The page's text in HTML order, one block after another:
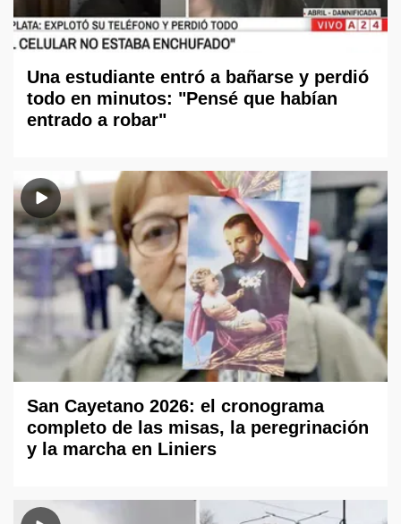
Una estudiante entró a bañarse y perdió
todo en minutos: "Pensé que habían
entrado a robar"
San Cayetano 2026: el cronograma
completo de las misas, la peregrinación
y la marcha en Liniers